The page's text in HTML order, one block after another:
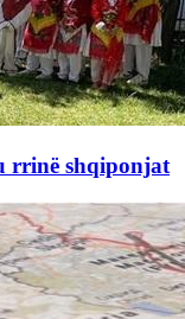
rrinë shqiponjat